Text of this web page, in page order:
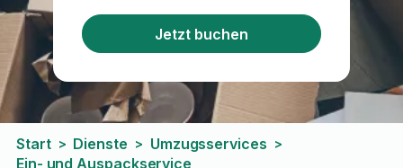
Jetzt buchen
Start > Dienste > Umzugsservices >
Ein- und Auspackservice